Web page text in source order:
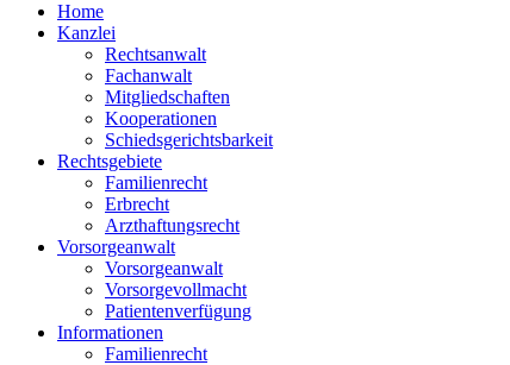
Home
Kanzlei
Rechtsanwalt
Fachanwalt
Mitgliedschaften
Kooperationen
Schiedsgerichtsbarkeit
Rechtsgebiete
Familienrecht
Erbrecht
Arzthaftungsrecht
Vorsorgeanwalt
Vorsorgeanwalt
Vorsorgevollmacht
Patientenverfügung
Informationen
Familienrecht